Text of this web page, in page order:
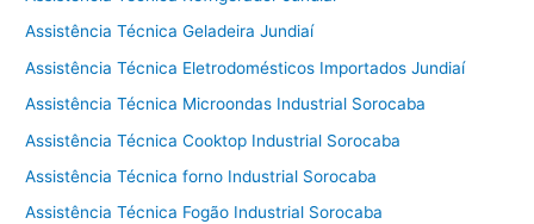
Assistência Técnica Geladeira Jundiaí
Assistência Técnica Eletrodomésticos Importados Jundiaí
Assistência Técnica Microondas Industrial Sorocaba
Assistência Técnica Cooktop Industrial Sorocaba
Assistência Técnica forno Industrial Sorocaba
Assistência Técnica Fogão Industrial Sorocaba